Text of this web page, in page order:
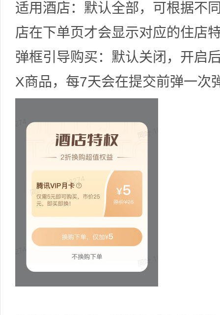
适用酒店：默认全部，可根据不
店在下单页才会显示对应的住店
弹框引导购买：默认关闭，开启
X商品，每7天会在提交前弹一次